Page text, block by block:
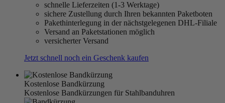
schnelle Lieferzeiten (1-3 Werktage)
sichere Zustellung durch Ihren bekannten Paketboten
Pakethinterlegung in der nächstgelegenen DHL-Filiale
Versand an Paketstationen möglich
versicherter Versand
Jetzt schnell noch ein Geschenk kaufen
Kostenlose Bandkürzung
Kostenlose Bandkürzungen für Stahlbanduhren